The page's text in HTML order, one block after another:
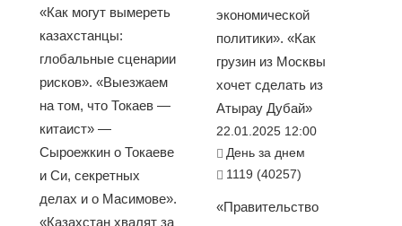
«Как могут вымереть
казахстанцы:
глобальные сценарии
рисков». «Выезжаем
на том, что Токаев —
китаист» —
Сыроежкин о Токаеве
и Си, секретных
делах и о Масимове».
«Казахстан хвалят за
экономической
политики». «Как
грузин из Москвы
хочет сделать из
Атырау Дубай»
22.01.2025 12:00
День за днем
1119 (40257)
«Правительство